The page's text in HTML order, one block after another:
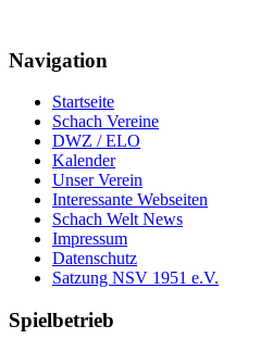
Navigation
Startseite
Schach Vereine
DWZ / ELO
Kalender
Unser Verein
Interessante Webseiten
Schach Welt News
Impressum
Datenschutz
Satzung NSV 1951 e.V.
Spielbetrieb